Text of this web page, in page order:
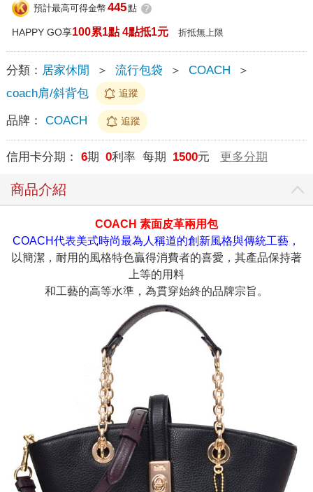
預計最高可得金幣 445點 ?
HAPPY GO享100累1點 4點抵1元 折抵無上限
分類： 居家休閒 ＞ 流行包袋 ＞ COACH
＞
coach肩/斜背包
追蹤
品牌： COACH 追蹤
信用卡分期： 6期 0利率 每期 1500元 更多分期
商品介紹
COACH 素面皮革兩用包
COACH代表美式時尚最為人稱道的創新風格與傳統工藝，
以簡潔，耐用的風格特色贏得消費者的喜愛，其產品保持著
上等的用料
和工藝的高等水準，為貫穿始終的品牌宗旨。